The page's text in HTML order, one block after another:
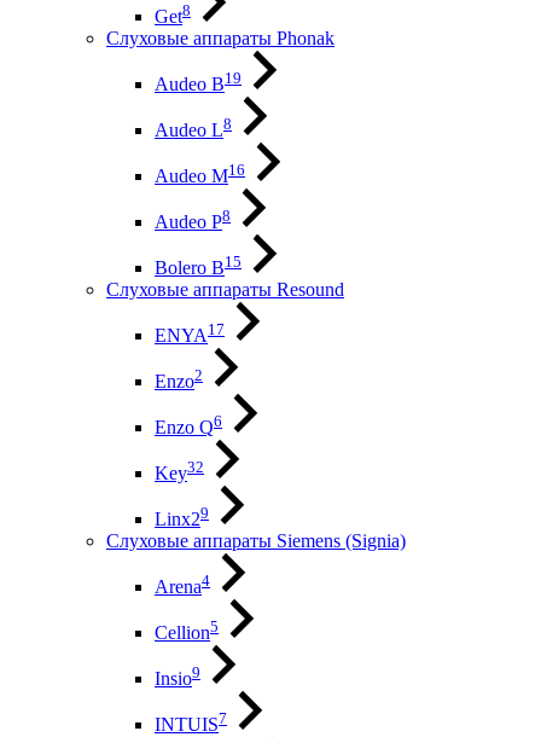
Get8
Слуховые аппараты Phonak
Audeo B19
Audeo L8
Audeo М16
Audeo P8
Bolero B15
Слуховые аппараты Resound
ENYA17
Enzo2
Enzo Q6
Key32
Linx29
Слуховые аппараты Siemens (Signia)
Arena4
Cellion5
Insio9
INTUIS7